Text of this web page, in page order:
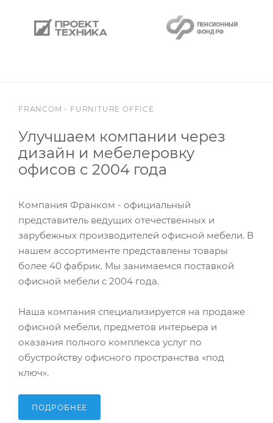
FRANCOM - FURNITURE OFFICE
Улучшаем компании через
дизайн и мебелеровку
офисов с 2004 года
Компания Франком - официальный
представитель ведущих отечественных и
зарубежных производителей офисной мебели. В
нашем ассортименте представлены товары
более 40 фабрик. Мы занимаемся поставкой
офисной мебели с 2004 года.
Наша компания специализируется на продаже
офисной мебели, предметов интерьера и
оказания полного комплекса услуг по
обустройству офисного пространства «под
ключ».
ПОДРОБНЕЕ